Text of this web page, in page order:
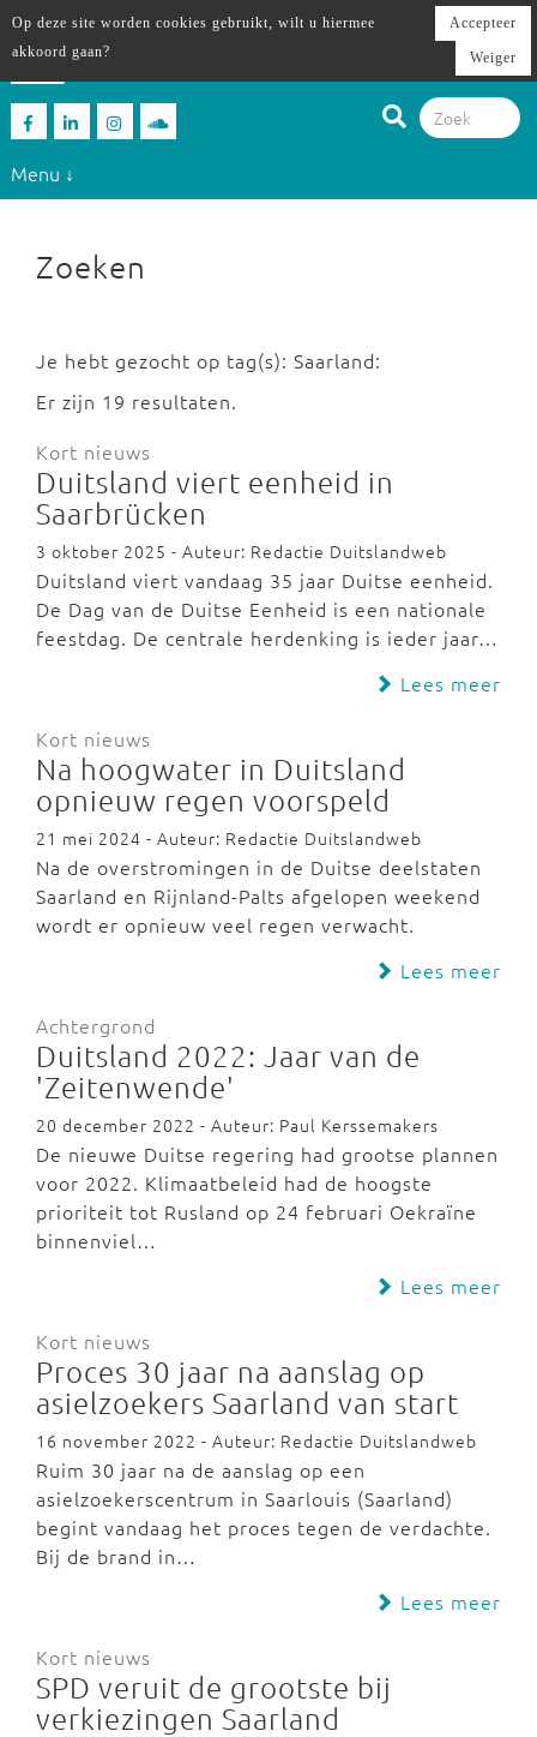
Menu ↓
Zoeken
Je hebt gezocht op tag(s): Saarland:
Er zijn 19 resultaten.
Kort nieuws
Duitsland viert eenheid in
Saarbrücken
3 oktober 2025 - Auteur: Redactie Duitslandweb
Duitsland viert vandaag 35 jaar Duitse eenheid.
De Dag van de Duitse Eenheid is een nationale
feestdag. De centrale herdenking is ieder jaar…
Lees meer
Kort nieuws
Na hoogwater in Duitsland
opnieuw regen voorspeld
21 mei 2024 - Auteur: Redactie Duitslandweb
Na de overstromingen in de Duitse deelstaten
Saarland en Rijnland-Palts afgelopen weekend
wordt er opnieuw veel regen verwacht.
Lees meer
Achtergrond
Duitsland 2022: Jaar van de
'Zeitenwende'
20 december 2022 - Auteur: Paul Kerssemakers
De nieuwe Duitse regering had grootse plannen
voor 2022. Klimaatbeleid had de hoogste
prioriteit tot Rusland op 24 februari Oekraïne
binnenviel…
Lees meer
Kort nieuws
Proces 30 jaar na aanslag op
asielzoekers Saarland van start
16 november 2022 - Auteur: Redactie Duitslandweb
Ruim 30 jaar na de aanslag op een
asielzoekerscentrum in Saarlouis (Saarland)
begint vandaag het proces tegen de verdachte.
Bij de brand in…
Lees meer
Kort nieuws
SPD veruit de grootste bij
verkiezingen Saarland
Op deze site worden cookies gebruikt, wilt u hiermee
akkoord gaan?
Accepteer
Weiger